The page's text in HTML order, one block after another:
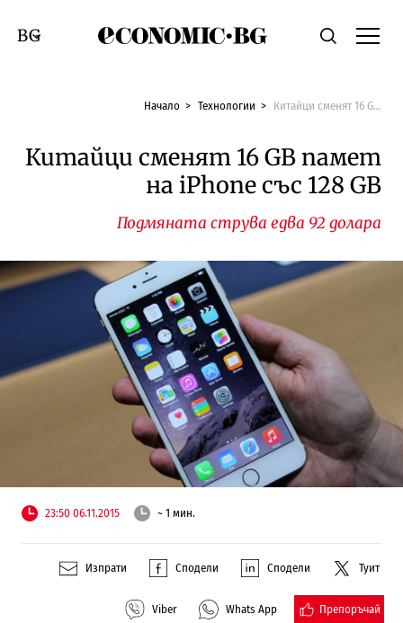
Economic.bgТърсене
Смяна на език
Начало Технологии Китайци сменят 16 GB памет на iPhone със 128 GB
Китайци сменят 16 GB памет
на iPhone със 128 GB
Подмяната струва едва 92 долара
23:50 06.11.2015 ~ 1 мин.
Изпрати Сподели Сподели Туит
Viber Whats App Препоръчай